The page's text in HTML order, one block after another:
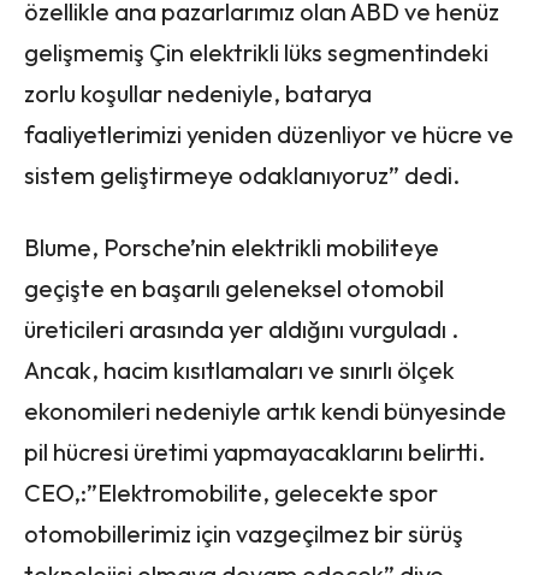
özellikle ana pazarlarımız olan ABD ve henüz
gelişmemiş Çin elektrikli lüks segmentindeki
zorlu koşullar nedeniyle, batarya
faaliyetlerimizi yeniden düzenliyor ve hücre ve
sistem geliştirmeye odaklanıyoruz” dedi.
Blume, Porsche’nin elektrikli mobiliteye
geçişte en başarılı geleneksel otomobil
üreticileri arasında yer aldığını vurguladı .
Ancak, hacim kısıtlamaları ve sınırlı ölçek
ekonomileri nedeniyle artık kendi bünyesinde
pil hücresi üretimi yapmayacaklarını belirtti.
CEO,:”Elektromobilite, gelecekte spor
otomobillerimiz için vazgeçilmez bir sürüş